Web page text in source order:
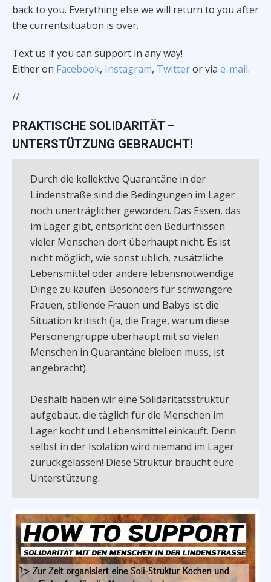
back to you. Everything else we will return to you after
the currentsituation is over.
Text us if you can support in any way!
Either on Facebook, Instagram, Twitteror via e-mail.
//
PRAKTISCHE SOLIDARITÄT –
UNTERSTÜTZUNG GEBRAUCHT!
Durch die kollektive Quarantäne in der
Lindenstraße sind die Bedingungen im Lager
noch unerträglicher geworden. Das Essen, das
im Lager gibt, entspricht den Bedürfnissen
vieler Menschen dort überhaupt nicht. Es ist
nicht möglich, wie sonst üblich, zusätzliche
Lebensmittel oder andere lebensnotwendige
Dinge zu kaufen. Besonders für schwangere
Frauen, stillende Frauen und Babys ist die
Situation kritisch (ja, die Frage, warum diese
Personengruppe überhaupt mit so vielen
Menschen in Quarantäne bleiben muss, ist
angebracht).
Deshalb haben wir eine Solidaritätsstruktur
aufgebaut, die täglich für die Menschen im
Lager kocht und Lebensmittel einkauft. Denn
selbst in der Isolation wird niemand im Lager
zurückgelassen! Diese Struktur braucht eure
Unterstützung.